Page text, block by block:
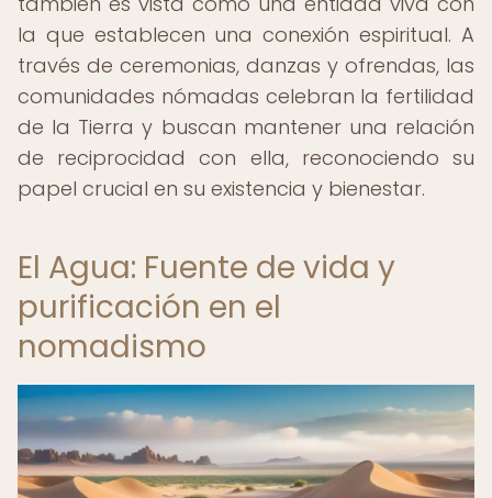
la que establecen una conexión espiritual. A
través de ceremonias, danzas y ofrendas, las
comunidades nómadas celebran la fertilidad
de la Tierra y buscan mantener una relación
de reciprocidad con ella, reconociendo su
papel crucial en su existencia y bienestar.
El Agua: Fuente de vida y
purificación en el
nomadismo